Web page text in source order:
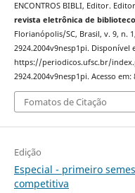
ENCONTROS BIBLI, Editor.
revista eletrônica de
Florianópolis/SC, Brasil, v. 9, n.
2924.2004v9nesp1pi. Disponível
https://periodicos.ufsc.br/
2924.2004v9nesp1pi. Acesso em:
Fomatos de Citação
Edição
Especial - primeiro
competitiva